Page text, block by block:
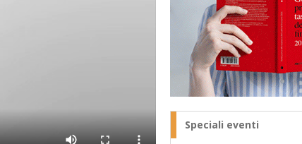
Speciali eventi